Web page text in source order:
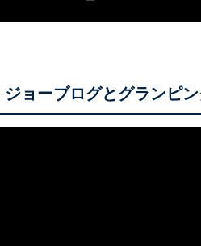
ジョーブログとグランピ